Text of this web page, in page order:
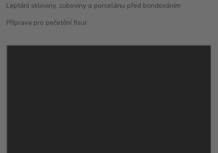
Leptání skloviny, zuboviny a porcelánu před bondováním
Příprava pro pečetění fisur